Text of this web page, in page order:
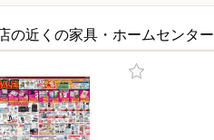
の近くの家具・ホームセンター